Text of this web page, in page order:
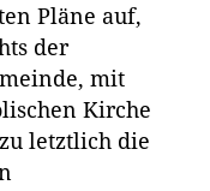
Pläne auf,
der
mit
Kirche
letztlich die